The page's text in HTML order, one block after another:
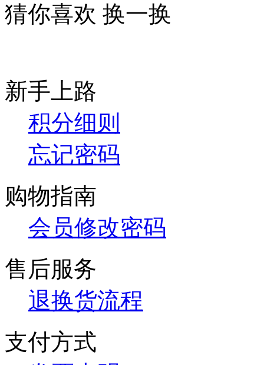
猜你喜欢 换一换
新手上路
积分细则
忘记密码
购物指南
会员修改密码
售后服务
退换货流程
支付方式